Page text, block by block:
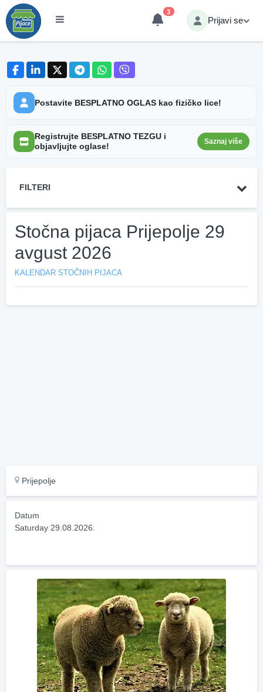
3
Prijavi se
Postavite BESPLATNO OGLAS kao fizičko lice!
Registrujte BESPLATNO TEZGU i
objavljujte oglase!
Saznaj više
FILTERI
Stočna pijaca Prijepolje 29
avgust 2026
KALENDAR STOČNIH PIJACA
Prijepolje
Datum
Saturday 29.08.2026.